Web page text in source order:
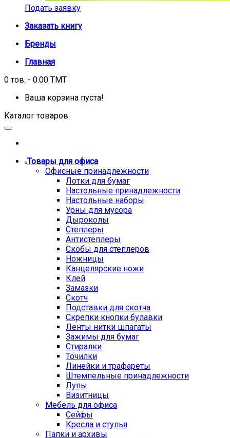
Подать заявку
Заказать книгу
Бренды
Главная
0 тов. - 0.00 TMT
Ваша корзина пуста!
Каталог товаров
Товары для офиса
Офисные принадлежности
Лотки для бумаг
Настольные принадлежности
Настольные наборы
Урны для мусора
Дыроколы
Степлеры
Антистеплеры
Скобы для степлеров
Ножницы
Канцелярские ножи
Клей
Замазки
Скотч
Подставки для скотча
Скрепки кнопки булавки
Ленты нитки шпагаты
Зажимы для бумаг
Стиралки
Точилки
Линейки и трафареты
Штемпельные принадлежности
Лупы
Визитницы
Мебель для офиса
Сейфы
Кресла и стулья
Папки и архивы